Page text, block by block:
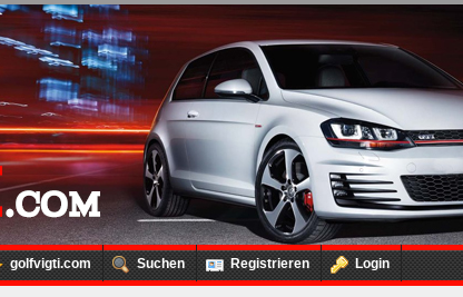
golfvigti.com Suchen Registrieren Login